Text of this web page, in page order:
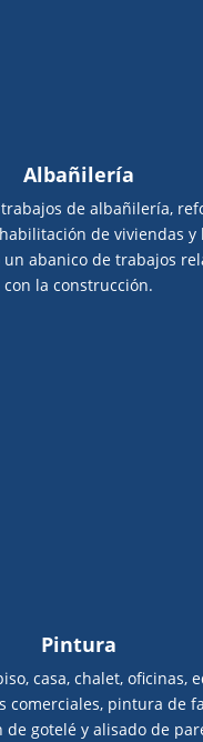
Albañilería
de albañilería,
de viviendas y
abanico de trabajos
con la construcción.
Pintura
casa, chalet, oficinas,
comerciales, pintura de
de gotelé y alisado de